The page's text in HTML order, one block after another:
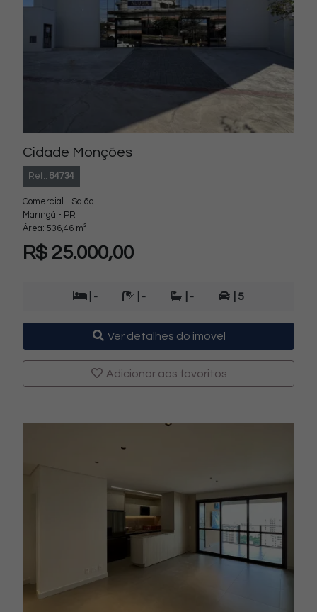
Cidade Monções
Ref.: 84734
Comercial - Salão
Maringá - PR
Área: 536,46 m²
R$ 25.000,00
| - | - | - | 5
Ver detalhes do imóvel
Adicionar aos favoritos